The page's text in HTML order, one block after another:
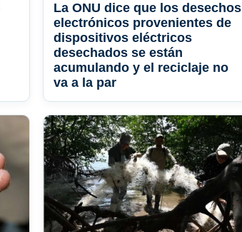
La ONU dice que los desechos
electrónicos provenientes de
dispositivos eléctricos
desechados se están
acumulando y el reciclaje no
va a la par